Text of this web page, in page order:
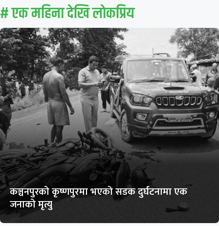
# एक महिना देखि लाेकप्रिय
कञ्चनपुरको कृष्णपुरमा भएको सडक दुर्घटनामा एक
जनाको मृत्यु